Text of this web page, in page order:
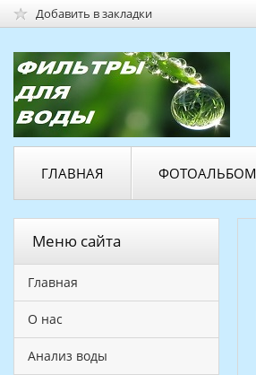
Добавить в закладки
ГЛАВНАЯ ФОТОАЛЬБОМ
Меню сайта
Главная
О нас
Анализ воды